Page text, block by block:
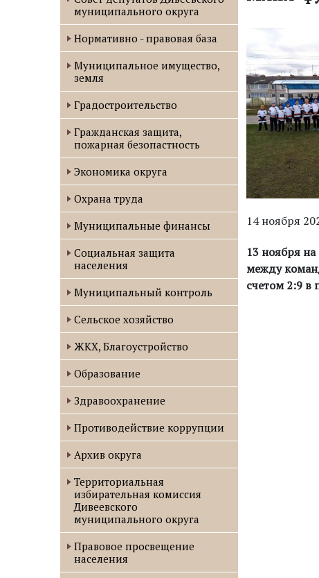
муниципального округа
Нормативно - правовая база
Муниципальное имущество,
земля
Градостроительство
Гражданская защита,
пожарная безопастность
Экономика округа
Охрана труда
Муниципальные финансы
Социальная защита
населения
Муниципальный контроль
Сельское хозяйство
ЖКХ, Благоустройство
Образование
Здравоохранение
Противодействие коррупции
Архив округа
Территориальная
избирательная комиссия
Дивеевского
муниципального округа
Правовое просвещение
населения
14 ноября
13 ноября
между
счетом 2:9 в